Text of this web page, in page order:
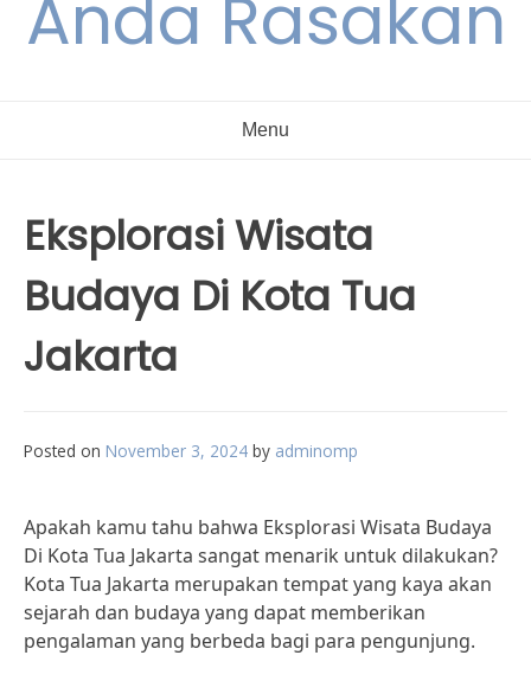
Anda Rasakan
Menu
Eksplorasi Wisata
Budaya Di Kota Tua
Jakarta
Posted on November 3, 2024 by adminomp
Apakah kamu tahu bahwa Eksplorasi Wisata Budaya
Di Kota Tua Jakarta sangat menarik untuk dilakukan?
Kota Tua Jakarta merupakan tempat yang kaya akan
sejarah dan budaya yang dapat memberikan
pengalaman yang berbeda bagi para pengunjung.